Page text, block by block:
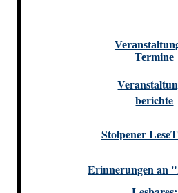
Termine
berichte
Stolpener
Erinnerungen an